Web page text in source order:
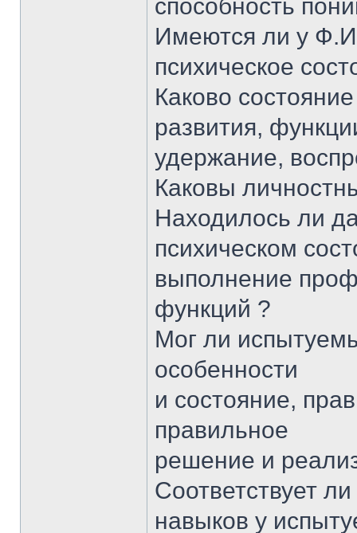
способность
Имеются ли у
психическое
Каково
развития,
удержание,
Каковы
Находилось ли
психическом
выполнение
функций ?
Мог ли
особенности
и состояние,
правильное
решение и
Соответствует
навыков у